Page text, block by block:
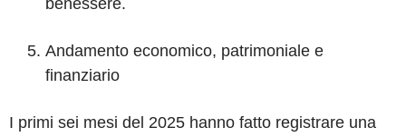
benessere.
Andamento economico, patrimoniale e
finanziario
I primi sei mesi del 2025 hanno fatto registrare una